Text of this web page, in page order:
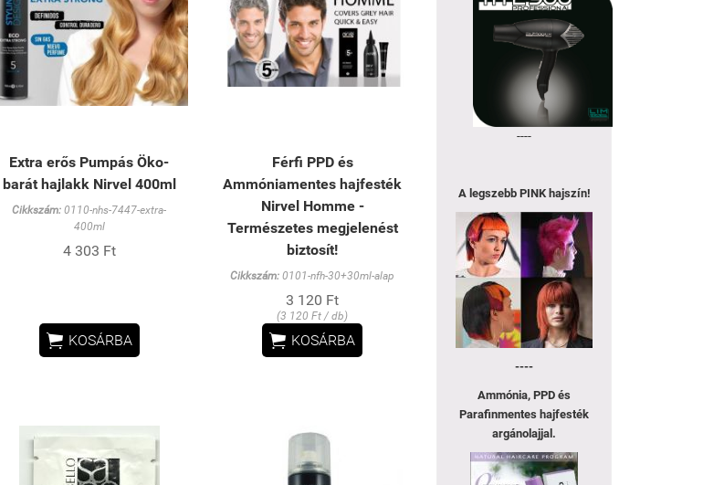
Extra erős Pumpás Öko-
barát hajlakk Nirvel 400ml
Cikkszám: 0110-nhs-7447-extra-
400ml
4 303 Ft
 KOSÁRBA
Férfi PPD és
Ammóniamentes hajfesték
Nirvel Homme -
Természetes megjelenést
biztosít!
Cikkszám: 0101-nfh-30+30ml-alap
3 120 Ft
(3 120 Ft / db)
 KOSÁRBA
----
A legszebbPINK hajszín!
----
Ammónia, PPD és
Parafinmentes hajfesték
argánolajjal.